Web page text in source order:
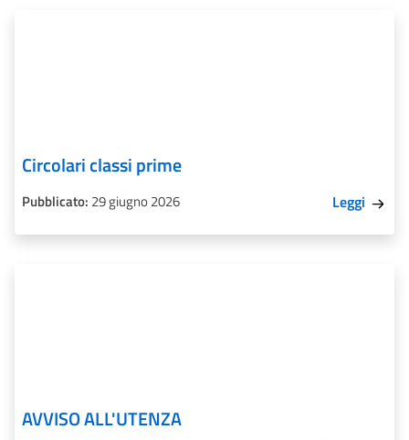
Circolari classi prime
Pubblicato: 29 giugno 2026 Leggi
AVVISO ALL'UTENZA